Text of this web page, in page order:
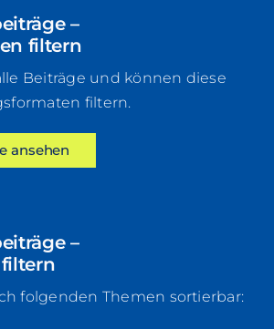
–
filtern
Beiträge und können diese
filtern.
ansehen
–
folgenden Themen sortierbar: